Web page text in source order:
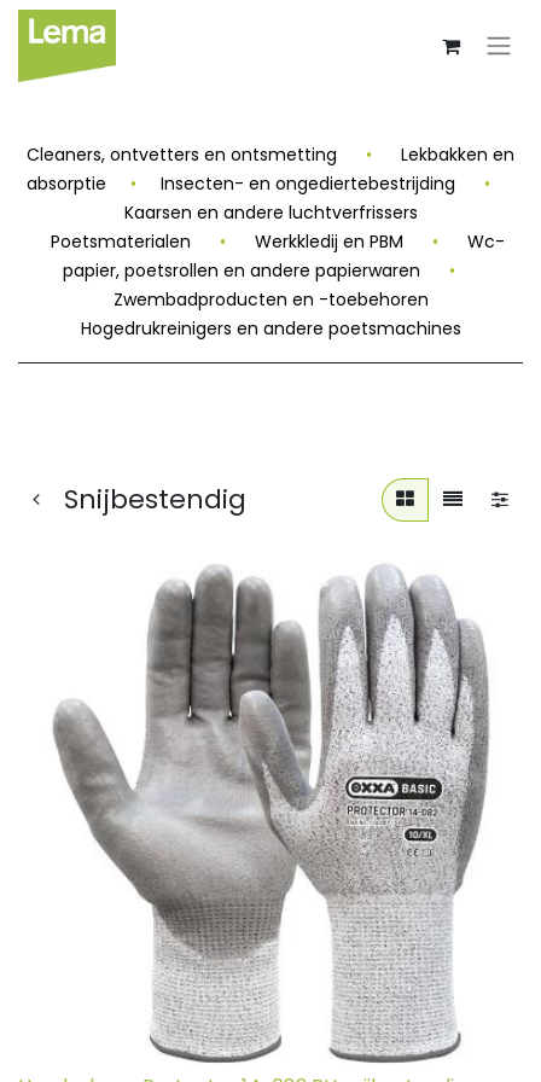
Cleaners, ontvetters en ontsmetting •
Lekbakken en
absorptie
• Insecten- en ongediertebestrijding
•
Kaarsen en andere luchtverfrissers
Poetsmaterialen
• Werkkledij en PBM •
Wc-
papier, poetsrollen en andere papierwaren
•
Zwembadproducten en -toebehoren
Hogedrukreinigers en andere poetsmachines
Snijbestendig